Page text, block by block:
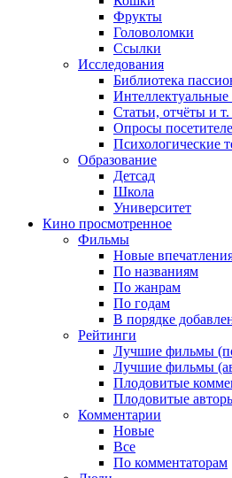
Фрукты
Головоломки
Ссылки
Исследования
Библиотека
Интеллектуальные
Статьи, отчёты и т.
Опросы
Психологические
Образование
Детсад
Школа
Университет
Кино просмотренное
Фильмы
Новые
По названиям
По жанрам
По годам
В порядке
Рейтинги
Лучшие фильмы
Лучшие фильмы
Плодовитые
Плодовитые
Комментарии
Новые
Все
По комментаторам